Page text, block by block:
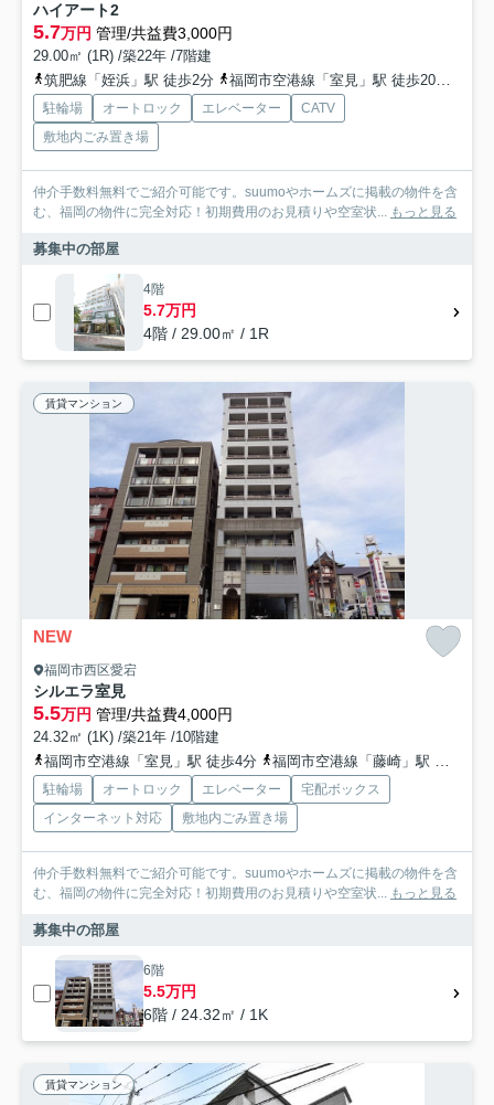
ハイアート2
5.7万円 管理/共益費3,000円
29.00㎡ (1R) /築22年 /7階建
筑肥線「姪浜」駅 徒歩2分
福岡市空港線「室見」駅 徒歩20分
駐輪場 オートロック エレベーター
CATV
敷地内ごみ置き場
仲介手数料無料でご紹介可能です。suumoやホームズに掲載の物件を含
む、福岡の物件に完全対応！初期費用のお見積りや空室状... もっと見る
募集中の部屋
4階
5.7万円
4階 / 29.00㎡ / 1R
賃貸マンション
NEW
福岡市西区愛宕
シルエラ室見
5.5万円 管理/共益費4,000円
24.32㎡ (1K) /築21年 /10階建
福岡市空港線「室見」駅 徒歩4分
福岡市空港線「藤崎」駅 徒歩16分
駐輪場 オートロック エレベーター
宅配ボックス
インターネット対応
敷地内ごみ置き場
仲介手数料無料でご紹介可能です。suumoやホームズに掲載の物件を含
む、福岡の物件に完全対応！初期費用のお見積りや空室状... もっと見る
募集中の部屋
6階
5.5万円
6階 / 24.32㎡ / 1K
賃貸マンション